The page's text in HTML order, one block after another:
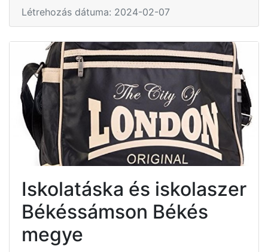
Létrehozás dátuma: 2024-02-07
Iskolatáska és iskolaszer
Békéssámson Békés
megye